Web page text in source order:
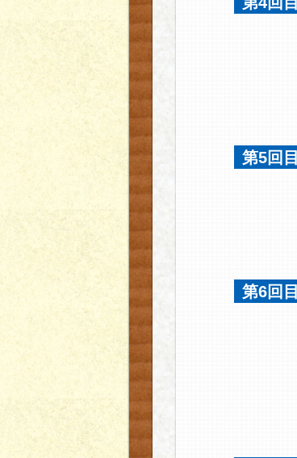
第5回目
第6回目